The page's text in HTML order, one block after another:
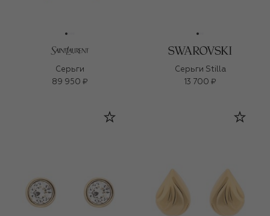
Серьги
89 950 ₽
Серьги Stilla
13 700 ₽